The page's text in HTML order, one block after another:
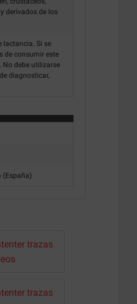
derivados de los
lactancia. Si se
de consumir este
No debe utilizarse
diagnosticar,
(España)
trazas
trazas